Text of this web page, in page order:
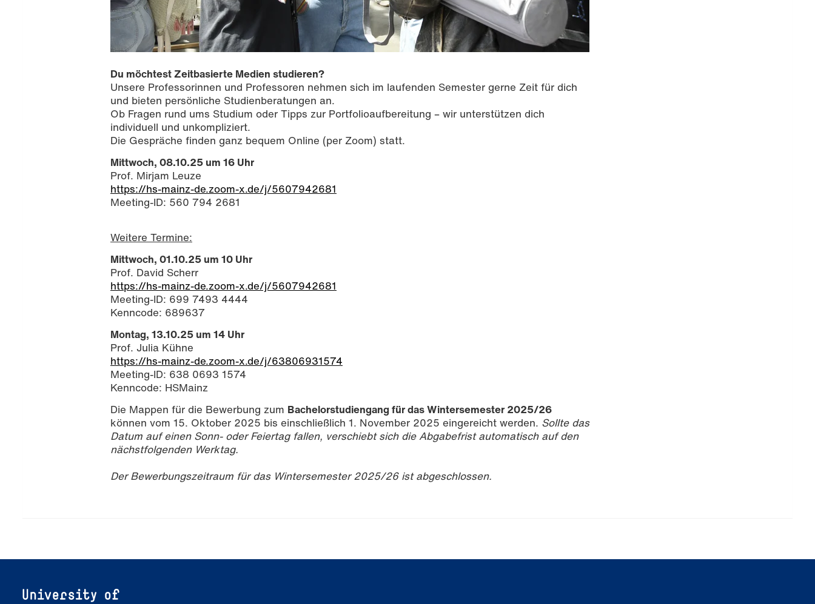
Du möchtest Zeitbasierte Medien studieren?
Unsere Professorinnen und Professoren nehmen sich im laufenden Semester gerne Zeit für dich
und bieten persönliche Studienberatungen an.
Ob Fragen rund ums Studium oder Tipps zur Portfolioaufbereitung – wir unterstützen dich
individuell und unkompliziert.
Die Gespräche finden ganz bequem Online (per Zoom) statt.
Mittwoch, 08.10.25 um 16 Uhr
Prof. Mirjam Leuze
https://hs-mainz-de.zoom-x.de/j/5607942681
Meeting-ID: 560 794 2681
Weitere Termine:
Mittwoch, 01.10.25 um 10 Uhr
Prof. David Scherr
https://hs-mainz-de.zoom-x.de/j/5607942681
Meeting-ID: 699 7493 4444
Kenncode: 689637
Montag, 13.10.25 um 14 Uhr
Prof. Julia Kühne
https://hs-mainz-de.zoom-x.de/j/63806931574
Meeting-ID: 638 0693 1574
Kenncode: HSMainz
Die Mappen für die Bewerbung zum Bachelorstudiengang für das Wintersemester 2025/26
können vom 15. Oktober 2025 bis einschließlich 1. November 2025 eingereicht werden. Sollte das
Datum auf einen Sonn- oder Feiertag fallen, verschiebt sich die Abgabefrist automatisch auf den
nächstfolgenden Werktag.
Der Bewerbungszeitraum für das Wintersemester 2025/26 ist abgeschlossen.